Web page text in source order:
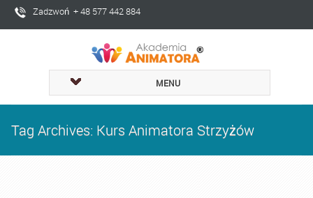
Zadzwoń + 48 577 442 884
MENU
Tag Archives: Kurs Animatora Strzyżów